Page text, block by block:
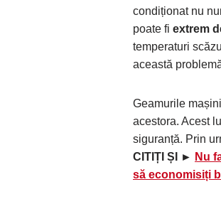
condiționat nu
poate fi extrem
temperaturi
această
Geamurile
acestora. Acest
siguranță. Prin
CITIȚI ȘI ► Nu
să economisiți